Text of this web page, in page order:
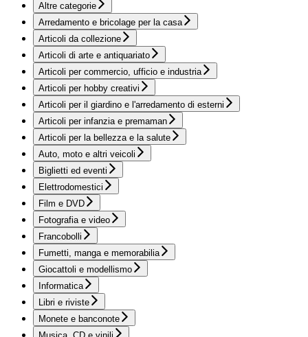
Altre categorie
Arredamento e bricolage per la casa
Articoli da collezione
Articoli di arte e antiquariato
Articoli per commercio, ufficio e industria
Articoli per hobby creativi
Articoli per il giardino e l'arredamento di esterni
Articoli per infanzia e premaman
Articoli per la bellezza e la salute
Auto, moto e altri veicoli
Biglietti ed eventi
Elettrodomestici
Film e DVD
Fotografia e video
Francobolli
Fumetti, manga e memorabilia
Giocattoli e modellismo
Informatica
Libri e riviste
Monete e banconote